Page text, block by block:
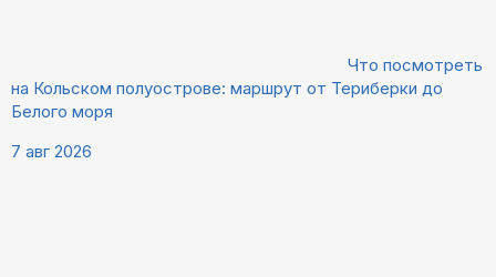
Что посмотреть
на Кольском полуострове: маршрут от Териберки до
Белого моря
7 авг 2026